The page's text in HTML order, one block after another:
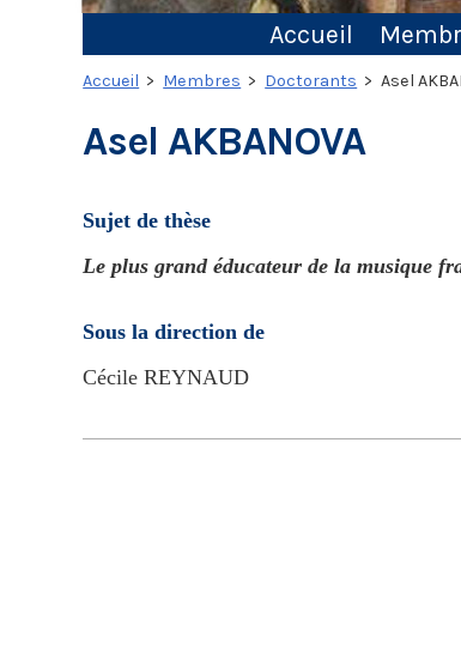
Accueil
Accueil > Membres > Doctorants > Asel
Asel AKBANOVA
Sujet de thèse
Le plus grand éducateur de la musique
Sous la direction de
Cécile REYNAUD